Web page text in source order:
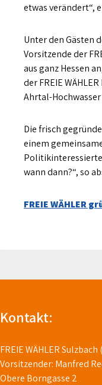
etwas verändert“,
Unter den Gästen
Vorsitzende der
aus ganz Hessen
der FREIE
Ahrtal-
Die frisch
einem
wann dann?“, so
FREIE WÄHLER
Kontakt:
FREIE WÄHLER Sulzbach
Vorsitzender: Manfred
Obere Borngasse 2